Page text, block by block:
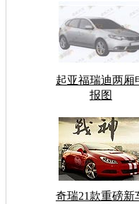
起亚福瑞迪两厢
报图
奇瑞21款重磅新